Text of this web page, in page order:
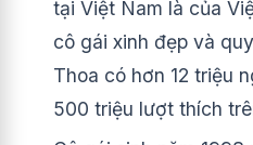
tại Việt Nam là của
cô gái xinh đẹp và
Thoa có hơn 12 triệu
500 triệu lượt thích